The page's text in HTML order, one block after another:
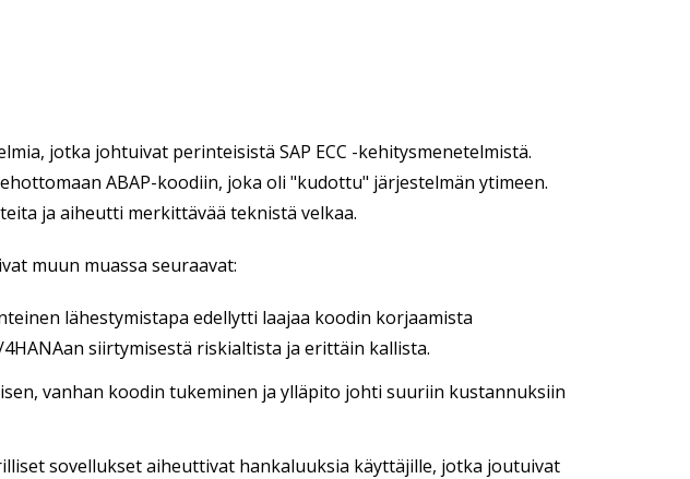
jotka johtuivat perinteisistä SAP ECC -kehitysmenetelmistä.
ABAP-koodiin, joka oli "kudottu" järjestelmän ytimeen.
ja aiheutti merkittävää teknistä velkaa.
muun muassa seuraavat:
lähestymistapa edellytti laajaa koodin korjaamista
siirtymisestä riskialtista ja erittäin kallista.
vanhan koodin tukeminen ja ylläpito johti suuriin kustannuksiin
sovellukset aiheuttivat hankaluuksia käyttäjille, jotka joutuivat